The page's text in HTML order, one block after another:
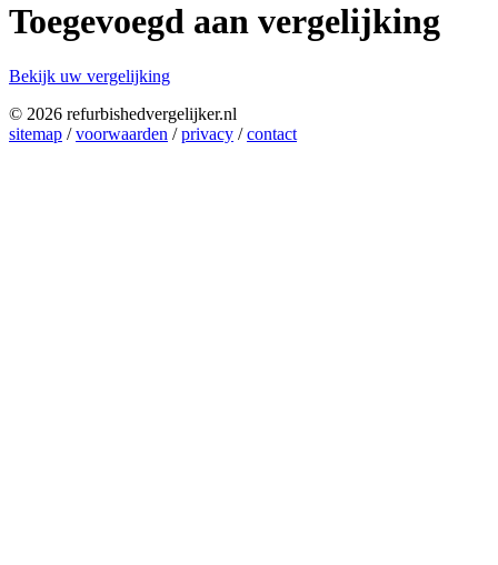
Toegevoegd aan vergelijking
Bekijk uw vergelijking
© 2026 refurbishedvergelijker.nl
sitemap /voorwaarden /privacy /contact